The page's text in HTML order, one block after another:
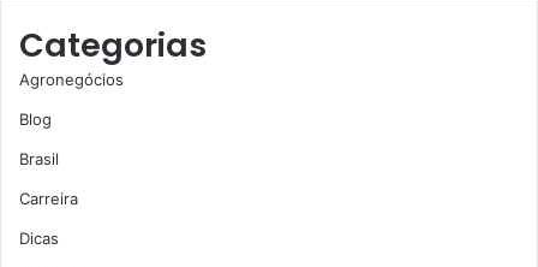
Categorias
Agronegócios
Blog
Brasil
Carreira
Dicas